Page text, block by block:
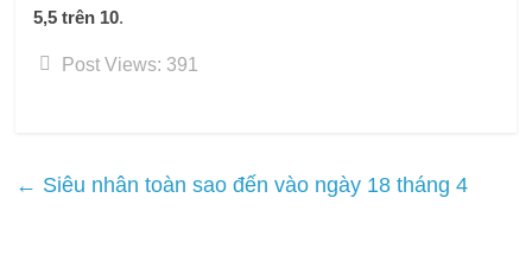
5,5 trên 10.
Post Views: 391
← Siêu nhân toàn sao đến vào ngày 18 tháng 4